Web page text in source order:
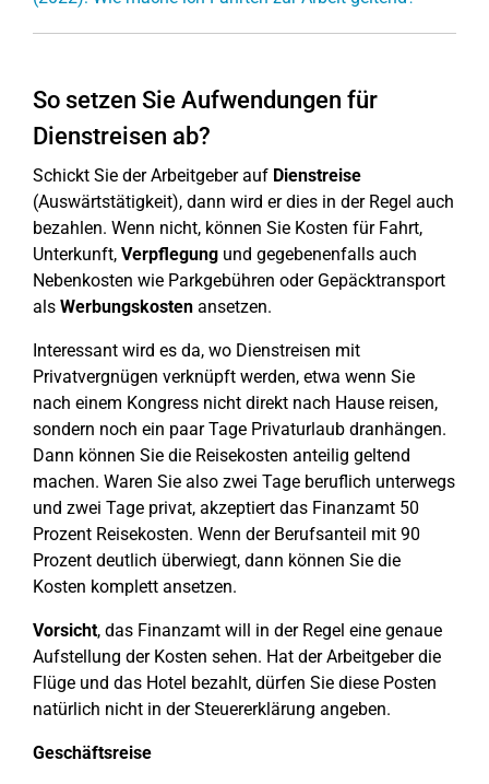
So setzen Sie Aufwendungen für
Dienstreisen ab?
Schickt Sie der Arbeitgeber auf Dienstreise
(Auswärtstätigkeit), dann wird er dies in der Regel auch
bezahlen. Wenn nicht, können Sie Kosten für Fahrt,
Unterkunft, Verpflegung und gegebenenfalls auch
Nebenkosten wie Parkgebühren oder Gepäcktransport
als Werbungskosten ansetzen.
Interessant wird es da, wo Dienstreisen mit
Privatvergnügen verknüpft werden, etwa wenn Sie
nach einem Kongress nicht direkt nach Hause reisen,
sondern noch ein paar Tage Privaturlaub dranhängen.
Dann können Sie die Reisekosten anteilig geltend
machen. Waren Sie also zwei Tage beruflich unterwegs
und zwei Tage privat, akzeptiert das Finanzamt 50
Prozent Reisekosten. Wenn der Berufsanteil mit 90
Prozent deutlich überwiegt, dann können Sie die
Kosten komplett ansetzen.
Vorsicht, das Finanzamt will in der Regel eine genaue
Aufstellung der Kosten sehen. Hat der Arbeitgeber die
Flüge und das Hotel bezahlt, dürfen Sie diese Posten
natürlich nicht in der Steuererklärung angeben.
Geschäftsreise